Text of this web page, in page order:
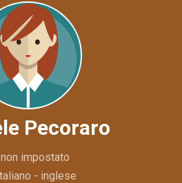
Pecoraro
non impostato
- inglese